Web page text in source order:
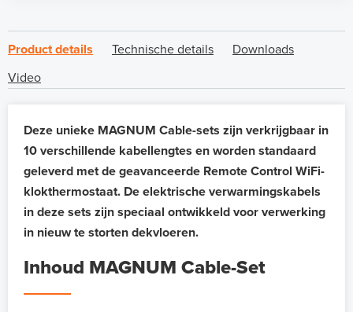
Product details Technische details
Downloads
Video
Deze unieke MAGNUM Cable-sets zijn verkrijgbaar in
10 verschillende kabellengtes en worden standaard
geleverd met de geavanceerde Remote Control WiFi-
klokthermostaat. De elektrische verwarmingskabels
in deze sets zijn speciaal ontwikkeld voor verwerking
in nieuw te storten dekvloeren.
Inhoud MAGNUM Cable-Set